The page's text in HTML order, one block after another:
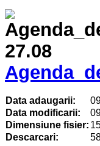
Data adaugarii:
Data modificarii:
Dimensiune fisier:
Descarcari: